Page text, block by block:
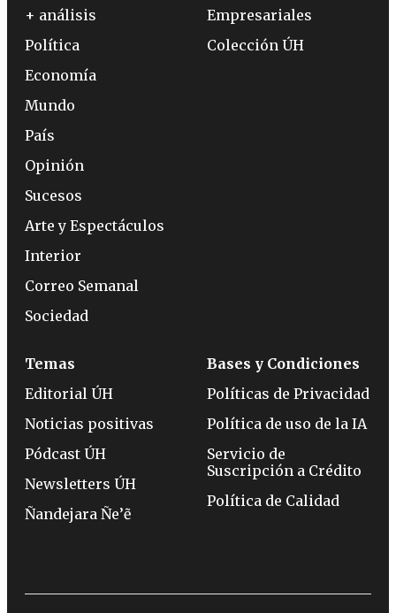
+ análisis
Política
Economía
Mundo
País
Opinión
Sucesos
Arte y Espectáculos
Interior
Correo Semanal
Sociedad
Empresariales
Colección ÚH
Temas
Editorial ÚH
Noticias positivas
Pódcast ÚH
Newsletters ÚH
Ñandejara Ñe’ẽ
Bases y Condiciones
Políticas de Privacidad
Política de uso de la IA
Servicio de
Suscripción a Crédito
Política de Calidad